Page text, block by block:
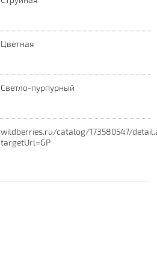
Цветная
Светло-пурпурный
wildberries.ru/catalog/173580547/
targetUrl=GP